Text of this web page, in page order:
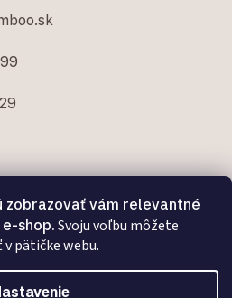
zobrazovať vám relevantné
shop. Svoju voľbu môžete
pätičke webu.